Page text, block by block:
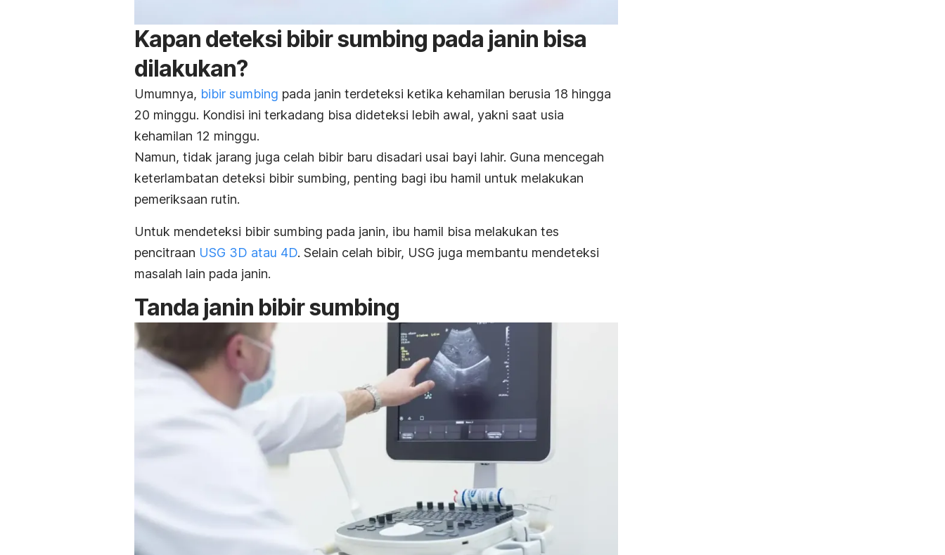
Kapan deteksi bibir sumbing pada janin bisa
dilakukan?
Umumnya, bibir sumbing pada janin terdeteksi ketika kehamilan berusia 18 hingga
20 minggu. Kondisi ini terkadang bisa dideteksi lebih awal, yakni saat usia
kehamilan 12 minggu.
Namun, tidak jarang juga celah bibir baru disadari usai bayi lahir. Guna mencegah
keterlambatan deteksi bibir sumbing, penting bagi ibu hamil untuk melakukan
pemeriksaan rutin.
Untuk mendeteksi bibir sumbing pada janin, ibu hamil bisa melakukan tes
pencitraan USG 3D atau 4D. Selain celah bibir, USG juga membantu mendeteksi
masalah lain pada janin.
Tanda janin bibir sumbing